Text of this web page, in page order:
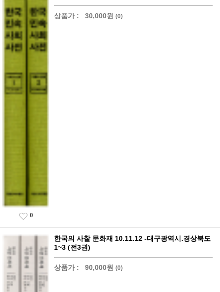
상품가 : 30,000원 (0)
0
한국의 사찰 문화재 10.11.12 -대구광역시.경상북도
1~3 (전3권)
상품가 : 90,000원 (0)